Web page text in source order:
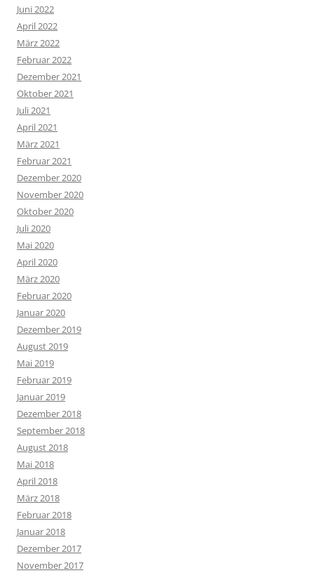
Juni 2022
April 2022
März 2022
Februar 2022
Dezember 2021
Oktober 2021
Juli 2021
April 2021
März 2021
Februar 2021
Dezember 2020
November 2020
Oktober 2020
Juli 2020
Mai 2020
April 2020
März 2020
Februar 2020
Januar 2020
Dezember 2019
August 2019
Mai 2019
Februar 2019
Januar 2019
Dezember 2018
September 2018
August 2018
Mai 2018
April 2018
März 2018
Februar 2018
Januar 2018
Dezember 2017
November 2017